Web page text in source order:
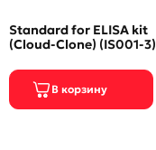
Standard for ELISA kit
(Cloud-Clone) (IS001-3)